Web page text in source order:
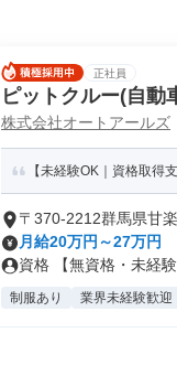
正社員
ピットクルー(自動
株式会社オートアールズ
【未経験OK｜資格取得
〒370-2212群馬県甘
月給20万円～27万円
資格 【無資格・未経
制服あり 業界未経験歓迎